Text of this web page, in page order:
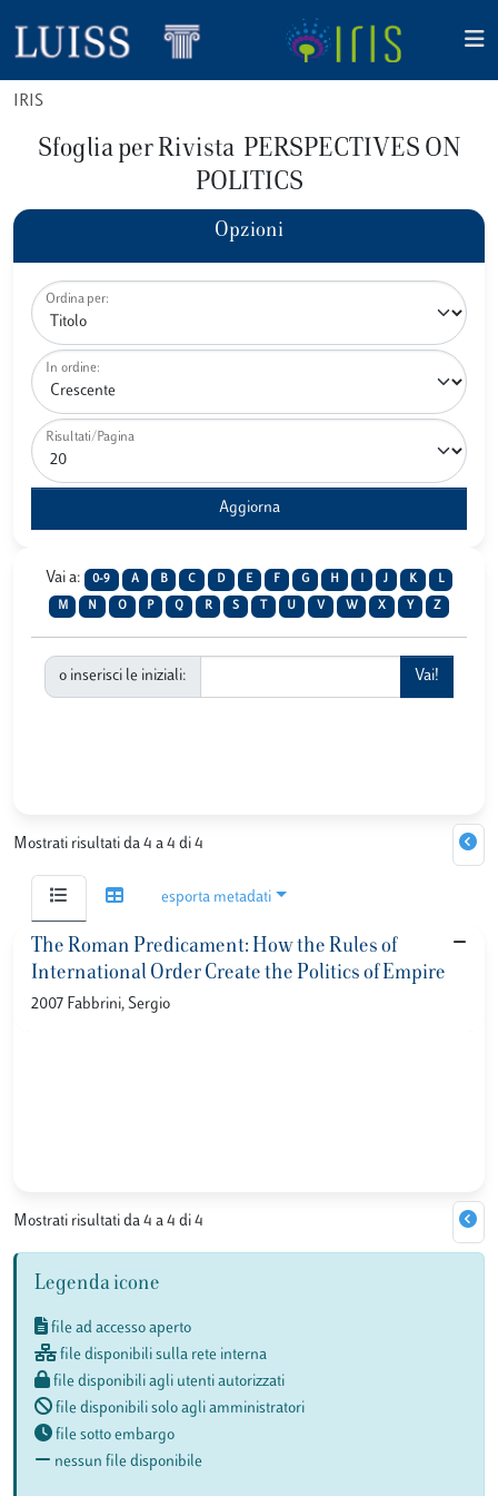
IRIS
Sfoglia per Rivista PERSPECTIVES ON
POLITICS
Opzioni
Ordina per:
In ordine:
Risultati/Pagina
Vai a: 0-9 A B C D E F G H J K L
M N O P Q R S U V W X Y Z
o inserisci le iniziali:
Mostrati risultati da 4 a 4 di 4
esporta metadati
The Roman Predicament: How the Rules of
International Order Create the Politics of Empire
2007 Fabbrini, Sergio
Mostrati risultati da 4 a 4 di 4
Legenda icone
file ad accesso aperto
file disponibili sulla rete interna
file disponibili agli utenti autorizzati
file disponibili solo agli amministratori
file sotto embargo
nessun file disponibile